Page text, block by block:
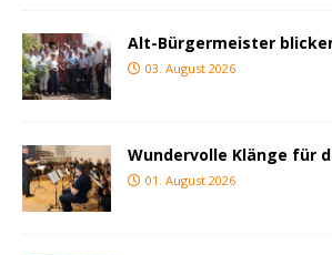
Alt-Bürgermeister
03. August 2026
Wundervolle Klänge für
01. August 2026